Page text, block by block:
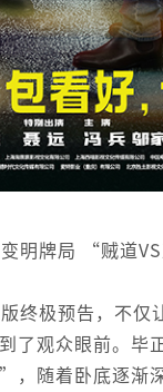
明牌局 “贼道
终极预告，不仅
了观众眼前。
随着卧底逐渐